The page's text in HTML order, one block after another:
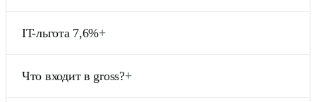
диапазоне). Пересчёт делается работодателем
страховые взносы 30,2% = 453 000 ₽/мес. Полная
gross-зарплаты.
IT-льгота 7,6%+
7,6% вместо 30,2%. Это значительная экономия. На
Что входит в gross?+